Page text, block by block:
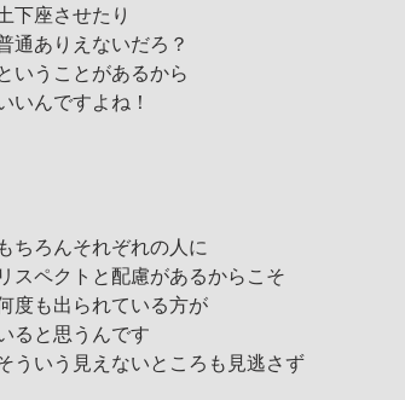
下座させたり
通ありえないだろ？
いうことがあるから
いんですよね！
もちろんそれぞれの人に
リスペクトと配慮があるからこそ
度も出られている方が
ると思うんです
ういう見えないところも見逃さず